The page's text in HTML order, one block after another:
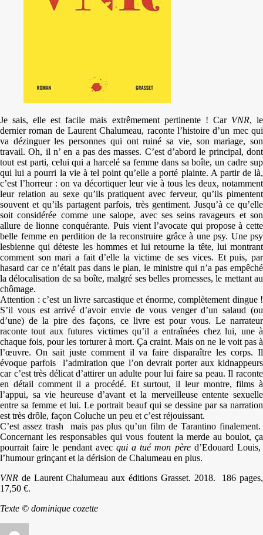
Je sais, elle est facile mais extrêmement pertinente ! Car VNR, le
dernier roman de Laurent Chalumeau, raconte l’histoire d’un mec qui
va dézinguer les personnes qui ont ruiné sa vie, son mariage, son
travail. Oh, il n’ en a pas des masses. C’est d’abord le principal, dont
tout est parti, celui qui a harcelé sa femme dans sa boîte, un cadre sup
qui lui a pourri la vie à tel point qu’elle a porté plainte. A partir de là,
c’est l’horreur : on va décortiquer leur vie à tous les deux, notamment
leur relation au sexe qu’ils pratiquent avec ferveur, qu’ils pimentent
souvent et qu’ils partagent parfois, très gentiment. Jusqu’à ce qu’elle
soit considérée comme une salope, avec ses seins ravageurs et son
allure de lionne conquérante. Puis vient l’avocate qui propose à cette
belle femme en perdition de la reconstruire grâce à une psy. Une psy
lesbienne qui déteste les hommes et lui retourne la tête, lui montrant
comment son mari a fait d’elle la victime de ses vices. Et puis, par
hasard car ce n’était pas dans le plan, le ministre qui n’a pas empêché
la délocalisation de sa boîte, malgré ses belles promesses, le mettant au
chômage.
Attention : c’est un livre sarcastique et énorme, complètement dingue !
S’il vous est arrivé d’avoir envie de vous venger d’un salaud (ou
d’une) de la pire des façons, ce livre est pour vous. Le narrateur
raconte tout aux futures victimes qu’il a entraînées chez lui, une à
chaque fois, pour les torturer à mort. Ça craint. Mais on ne le voit pas à
l’œuvre. On sait juste comment il va faire disparaître les corps. Il
évoque parfois l’admiration que l’on devrait porter aux kidnappeurs
car c’est très délicat d’attirer un adulte pour lui faire sa peau. Il raconte
en détail comment il a procédé. Et surtout, il leur montre, films à
l’appui, sa vie heureuse d’avant et la merveilleuse entente sexuelle
entre sa femme et lui. Le portrait beauf qui se dessine par sa narration
est très drôle, façon Coluche un peu et c’est réjouissant.
C’est assez trash mais pas plus qu’un film de Tarantino finalement.
Concernant les responsables qui vous foutent la merde au boulot, ça
pourrait faire le pendant avec qui a tué mon pèred’Edouard Louis,
l’humour grinçant et la dérision de Chalumeau en plus.
VNR de Laurent Chalumeau aux éditions Grasset. 2018. 186 pages,
17,50 €.
Texte © dominique cozette